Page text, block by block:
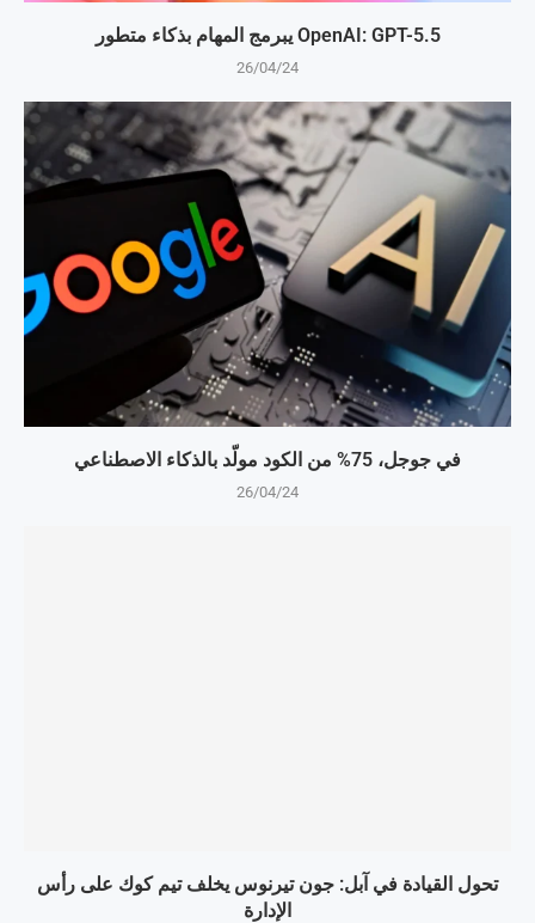
OpenAI: GPT-5.5 يبرمج المهام بذكاء متطور
26/04/24
في جوجل، 75% من الكود مولّد بالذكاء الاصطناعي
26/04/24
تحول القيادة في آبل: جون تيرنوس يخلف تيم كوك على رأس
الإدارة